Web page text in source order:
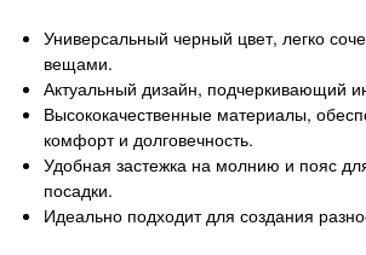
Универсальный черный цвет, легко
вещами.
Актуальный дизайн, подчеркивающий
Высококачественные материалы,
комфорт и долговечность.
Удобная застежка на молнию и пояс
посадки.
Идеально подходит для создания